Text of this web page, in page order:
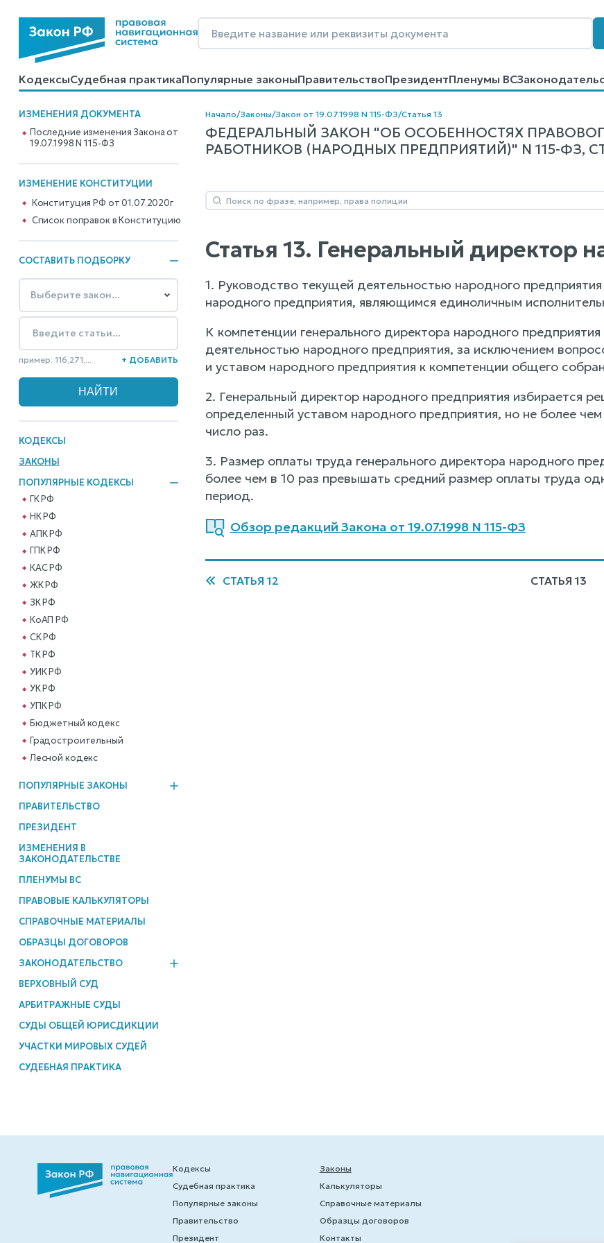
КодексыСудебная практикаПопулярные законыПравительствоПрезидентПленумы ВС
КалькуляторыСправочные материалыОбразцы договоровКонтактыПомощьПоиск
ИЗМЕНЕНИЯ ДОКУМЕНТА
Последние изменения Закона от
19.07.1998 N 115-ФЗ
ИЗМЕНЕНИЕ КОНСТИТУЦИИ
Конституция РФ от 01.07.2020г
Cписок поправок в Конституцию
СОСТАВИТЬ ПОДБОРКУ
пример: 116,271,... + ДОБАВИТЬ
КОДЕКСЫ
ЗАКОНЫ
ПОПУЛЯРНЫЕ КОДЕКСЫ
ГК РФ
НК РФ
АПК РФ
ГПК РФ
КАС РФ
ЖК РФ
ЗК РФ
КоАП РФ
СК РФ
ТК РФ
УИК РФ
УК РФ
УПК РФ
Бюджетный кодекс
Градостроительный
Лесной кодекс
ПОПУЛЯРНЫЕ ЗАКОНЫ
ПРАВИТЕЛЬСТВО
ПРЕЗИДЕНТ
ИЗМЕНЕНИЯ В
ЗАКОНОДАТЕЛЬСТВЕ
ПЛЕНУМЫ ВС
ПРАВОВЫЕ КАЛЬКУЛЯТОРЫ
СПРАВОЧНЫЕ МАТЕРИАЛЫ
ОБРАЗЦЫ ДОГОВОРОВ
ЗАКОНОДАТЕЛЬСТВО
ВЕРХОВНЫЙ СУД
АРБИТРАЖНЫЕ СУДЫ
СУДЫ ОБЩЕЙ ЮРИСДИКЦИИ
УЧАСТКИ МИРОВЫХ СУДЕЙ
СУДЕБНАЯ ПРАКТИКА
Начало/Законы/Закон от 19.07.1998 N 115-ФЗ/Статья 13
ФЕДЕРАЛЬНЫЙ ЗАКОН "ОБ ОСОБЕННОСТЯХ
РАБОТНИКОВ (НАРОДНЫХ ПРЕДПРИЯТИЙ)" N 115-ФЗ,
Статья 13. Генеральный директор
1. Руководство текущей деятельностью народного
народного предприятия, являющимся единоличным
К компетенции генерального директора народного
деятельностью народного предприятия, за исключением
и уставом народного предприятия к компетенции общего
2. Генеральный директор народного предприятия избирается
определенный уставом народного предприятия, но не более
число раз.
3. Размер оплаты труда генерального директора народного
более чем в 10 раз превышать средний размер оплаты труда
период.
Обзор редакций Закона от 19.07.1998 N 115-ФЗ
СТАТЬЯ 12 СТАТЬЯ 13
Кодексы
Судебная практика
Популярные законы
Правительство
Президент
Законы
Калькуляторы
Справочные материалы
Образцы договоров
Контакты